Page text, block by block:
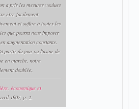
a pris les mesures voulues
être facilement
et suffire à toutes les
que pourra nous imposer
augmentation constante.
partir du jour où l'usine de
en marche, notre
doublée.
économique et
1907, p. 2.